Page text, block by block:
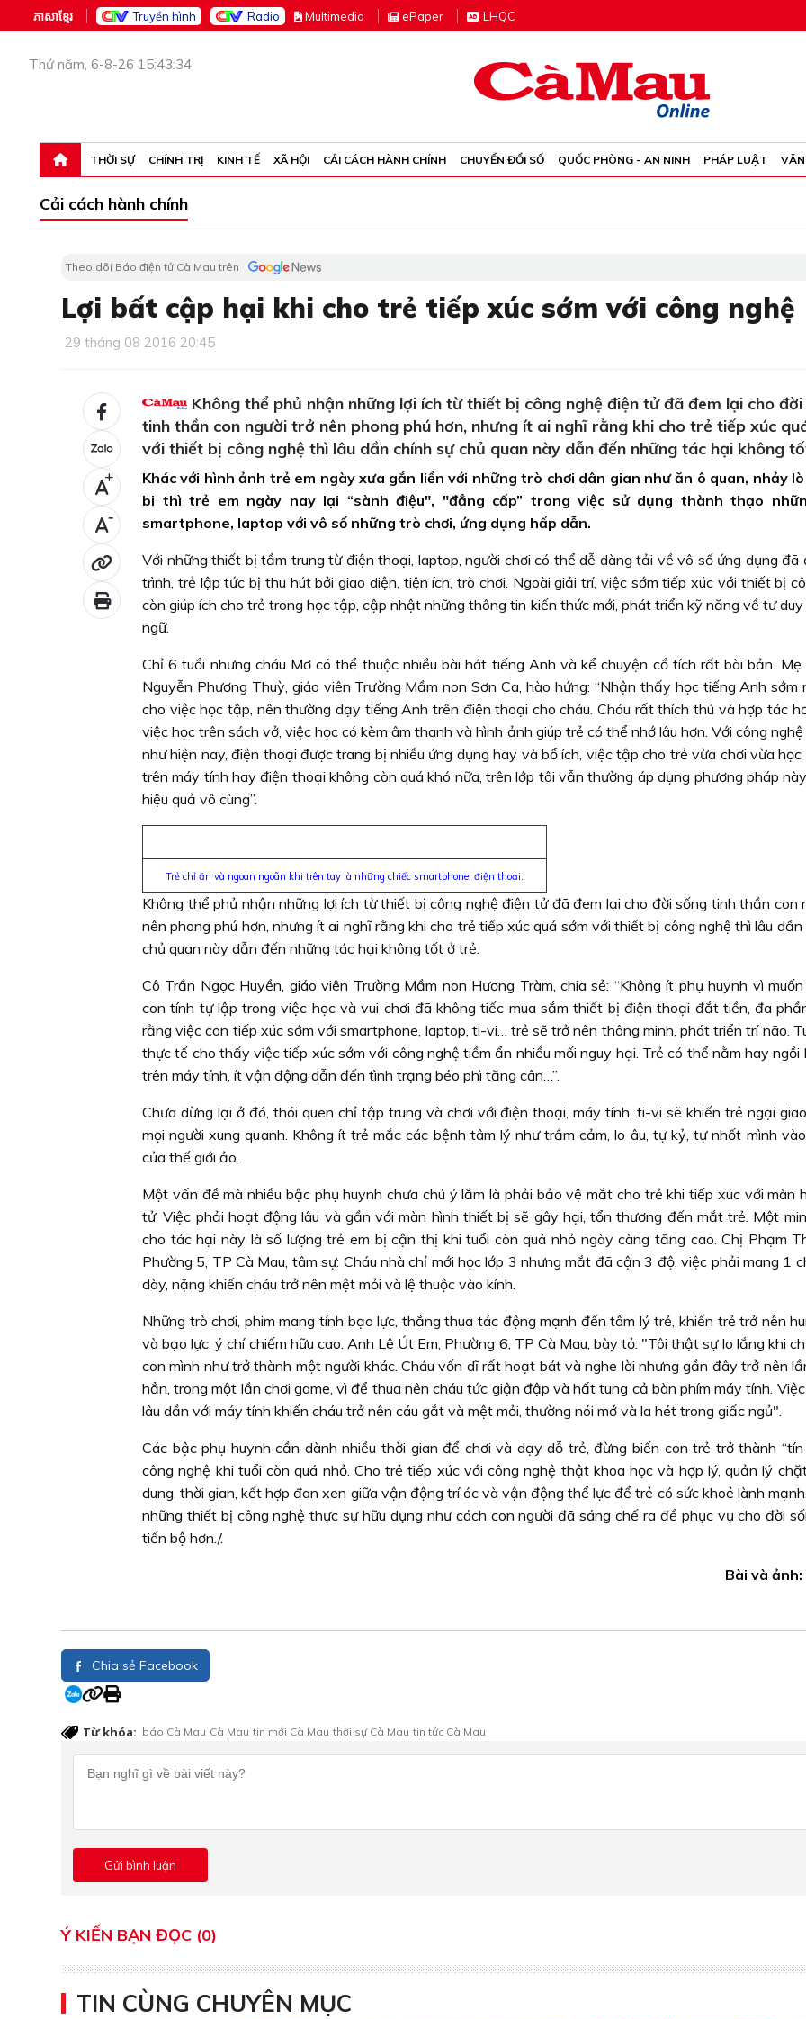
ភាសាខ្មែរ Truyền hình Radio Multimedia ePaper LHQC
Thứ năm, 6-8-26 15:43:34
THỜI SỰ CHÍNH TRỊ KINH TẾ XÃ HỘI CẢI CÁCH HÀNH CHÍNH CHUYỂN ĐỔI SỐ QUỐC PHÒNG - AN NINH PHÁP LUẬT
Cải cách hành chính
Theo dõi Báo điện tử Cà Mau trên
Lợi bất cập hại khi cho trẻ tiếp xúc sớm với công nghệ
29 tháng 08 2016 20:45
+
-
Không thể phủ nhận những lợi ích từ thiết bị công nghệ điện tử đã đem lại cho
tinh thần con người trở nên phong phú hơn, nhưng ít ai nghĩ rằng khi cho trẻ tiếp xúc
với thiết bị công nghệ thì lâu dần chính sự chủ quan này dẫn đến những tác hại không
Khác với hình ảnh trẻ em ngày xưa gắn liền với những trò chơi dân gian như ăn ô quan, nhảy
bi thì trẻ em ngày nay lại “sành điệu", "đẳng cấp” trong việc sử dụng thành thạo
smartphone, laptop với vô số những trò chơi, ứng dụng hấp dẫn.
Với những thiết bị tầm trung từ điện thoại, laptop, người chơi có thể dễ dàng tải về vô số ứng dụng đã
trình, trẻ lập tức bị thu hút bởi giao diện, tiện ích, trò chơi. Ngoài giải trí, việc sớm tiếp xúc với thiết bị
còn giúp ích cho trẻ trong học tập, cập nhật những thông tin kiến thức mới, phát triển kỹ năng về tư
ngữ.
Chỉ 6 tuổi nhưng cháu Mơ có thể thuộc nhiều bài hát tiếng Anh và kể chuyện cổ tích rất bài bản. Mẹ
Nguyễn Phương Thuỳ, giáo viên Trường Mầm non Sơn Ca, hào hứng: “Nhận thấy học tiếng Anh sớm
cho việc học tập, nên thường dạy tiếng Anh trên điện thoại cho cháu. Cháu rất thích thú và hợp tác
việc học trên sách vở, việc học có kèm âm thanh và hình ảnh giúp trẻ có thể nhớ lâu hơn. Với công
như hiện nay, điện thoại được trang bị nhiều ứng dụng hay và bổ ích, việc tập cho trẻ vừa chơi vừa
trên máy tính hay điện thoại không còn quá khó nữa, trên lớp tôi vẫn thường áp dụng phương pháp
hiệu quả vô cùng”.
Trẻ chỉ ăn và ngoan ngoãn khi trên tay là những chiếc smartphone, điện thoại.
Không thể phủ nhận những lợi ích từ thiết bị công nghệ điện tử đã đem lại cho đời sống tinh thần con
nên phong phú hơn, nhưng ít ai nghĩ rằng khi cho trẻ tiếp xúc quá sớm với thiết bị công nghệ thì lâu dần
chủ quan này dẫn đến những tác hại không tốt ở trẻ.
Cô Trần Ngọc Huyền, giáo viên Trường Mầm non Hương Tràm, chia sẻ: “Không ít phụ huynh vì
con tính tự lập trong việc học và vui chơi đã không tiếc mua sắm thiết bị điện thoại đắt tiền, đa
rằng việc con tiếp xúc sớm với smartphone, laptop, ti-vi… trẻ sẽ trở nên thông minh, phát triển trí não.
thực tế cho thấy việc tiếp xúc sớm với công nghệ tiềm ẩn nhiều mối nguy hại. Trẻ có thể nằm hay ngồi
trên máy tính, ít vận động dẫn đến tình trạng béo phì tăng cân…”.
Chưa dừng lại ở đó, thói quen chỉ tập trung và chơi với điện thoại, máy tính, ti-vi sẽ khiến trẻ ngại
mọi người xung quanh. Không ít trẻ mắc các bệnh tâm lý như trầm cảm, lo âu, tự kỷ, tự nhốt mình
của thế giới ảo.
Một vấn đề mà nhiều bậc phụ huynh chưa chú ý lắm là phải bảo vệ mắt cho trẻ khi tiếp xúc với màn
tử. Việc phải hoạt động lâu và gần với màn hình thiết bị sẽ gây hại, tổn thương đến mắt trẻ. Một
cho tác hại này là số lượng trẻ em bị cận thị khi tuổi còn quá nhỏ ngày càng tăng cao. Chị Phạm
Phường 5, TP Cà Mau, tâm sự: Cháu nhà chỉ mới học lớp 3 nhưng mắt đã cận 3 độ, việc phải mang 1
dày, nặng khiến cháu trở nên mệt mỏi và lệ thuộc vào kính.
Những trò chơi, phim mang tính bạo lực, thắng thua tác động mạnh đến tâm lý trẻ, khiến trẻ trở nên
và bạo lực, ý chí chiếm hữu cao. Anh Lê Út Em, Phường 6, TP Cà Mau, bày tỏ: "Tôi thật sự lo lắng khi
con mình như trở thành một người khác. Cháu vốn dĩ rất hoạt bát và nghe lời nhưng gần đây trở nên
hẳn, trong một lần chơi game, vì để thua nên cháu tức giận đập và hất tung cả bàn phím máy tính.
lâu dần với máy tính khiến cháu trở nên cáu gắt và mệt mỏi, thường nói mớ và la hét trong giấc ngủ".
Các bậc phụ huynh cần dành nhiều thời gian để chơi và dạy dỗ trẻ, đừng biến con trẻ trở thành “tín
công nghệ khi tuổi còn quá nhỏ. Cho trẻ tiếp xúc với công nghệ thật khoa học và hợp lý, quản lý
dung, thời gian, kết hợp đan xen giữa vận động trí óc và vận động thể lực để trẻ có sức khoẻ lành
những thiết bị công nghệ thực sự hữu dụng như cách con người đã sáng chế ra để phục vụ cho đời
tiến bộ hơn./.
Bài và ảnh:
Chia sẻ Facebook
Từ khóa: báo Cà Mau Cà Mau tin mới Cà Mau thời sự Cà Mau tin tức Cà Mau
Ý KIẾN BẠN ĐỌC (0)
TIN CÙNG CHUYÊN MỤC